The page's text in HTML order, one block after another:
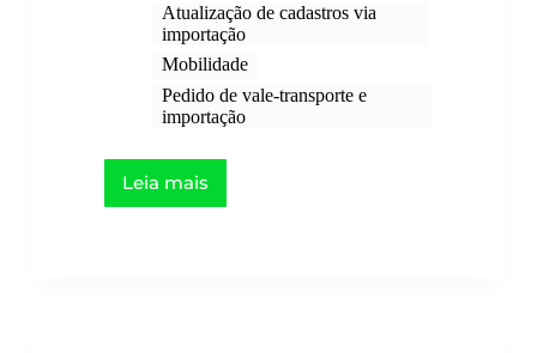
Atualização de cadastros via
importação​
Mobilidade
Pedido de vale-transporte e
importação
Leia mais